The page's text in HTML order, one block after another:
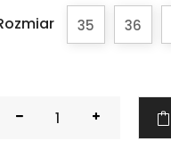
35 36